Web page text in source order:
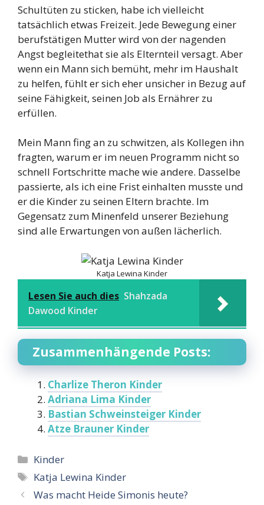
Schultüten zu sticken, habe ich vielleicht
tatsächlich etwas Freizeit. Jede Bewegung einer
berufstätigen Mutter wird von der nagenden
Angst begleitethat sie als Elternteil versagt. Aber
wenn ein Mann sich bemüht, mehr im Haushalt
zu helfen, fühlt er sich eher unsicher in Bezug auf
seine Fähigkeit, seinen Job als Ernährer zu
erfüllen.
Mein Mann fing an zu schwitzen, als Kollegen ihn
fragten, warum er im neuen Programm nicht so
schnell Fortschritte mache wie andere. Dasselbe
passierte, als ich eine Frist einhalten musste und
er die Kinder zu seinen Eltern brachte. Im
Gegensatz zum Minenfeld unserer Beziehung
sind alle Erwartungen von außen lächerlich.
Katja Lewina Kinder
Lesen Sie auch dies Shahzada
Dawood Kinder
Zusammenhängende Posts:
Charlize Theron Kinder
Adriana Lima Kinder
Bastian Schweinsteiger Kinder
Atze Brauner Kinder
Categories
Kinder
Tags
Katja Lewina Kinder
Was macht Heide Simonis heute?